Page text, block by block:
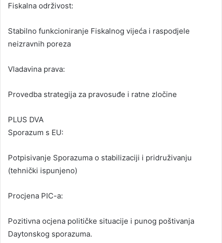
Fiskalna održivost:
Stabilno funkcioniranje Fiskalnog vijeća i raspodjele
neizravnih poreza
Vladavina prava:
Provedba strategija za pravosuđe i ratne zločine
PLUS DVA
Sporazum s EU:
Potpisivanje Sporazuma o stabilizaciji i pridruživanju
(tehnički ispunjeno)
Procjena PIC-a:
Pozitivna ocjena političke situacije i punog poštivanja
Daytonskog sporazuma.